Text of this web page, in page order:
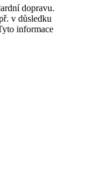
dopravu.
v důsledku
informace